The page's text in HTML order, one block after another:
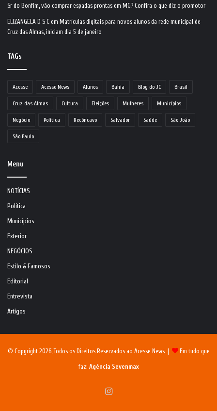
Sr do Bonfim, vão comprar espadas prontas em MG? Confira o que diz o promotor
ELIZANGELA D S C em Matrículas digitais para novos alunos da rede municipal de
Cruz das Almas, iniciam dia 5 de janeiro
TAGs
Acesse Acesse News Alunos Bahia Blog do JC Brasil
Cruz das Almas Cultura Eleições Mulheres Municípios
Negócio Política Recôncavo Salvador Saúde São João
São Paulo
Menu
NOTÍCIAS
Política
Municípios
Exterior
NEGÓCIOS
Estilo & Famosos
Editorial
Entrevista
Artigos
© Copyright 2026, Todos os Direitos Reservados ao Acesse News | Em tudo que
faz: Agência Sevenmax
Instagram